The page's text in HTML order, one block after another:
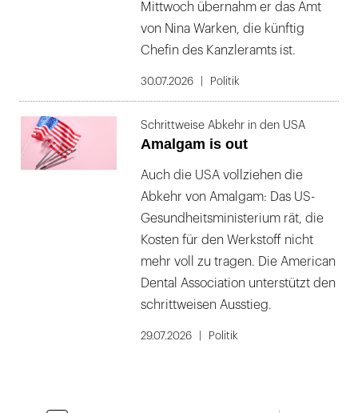
Mittwoch übernahm er das Amt
von Nina Warken, die künftig
Chefin des Kanzleramts ist.
30.07.2026 Politik
Schrittweise Abkehr in den USA
Amalgam is out
Auch die USA vollziehen die
Abkehr von Amalgam: Das US-
Gesundheitsministerium rät, die
Kosten für den Werkstoff nicht
mehr voll zu tragen. Die American
Dental Association unterstützt den
schrittweisen Ausstieg.
29.07.2026 Politik